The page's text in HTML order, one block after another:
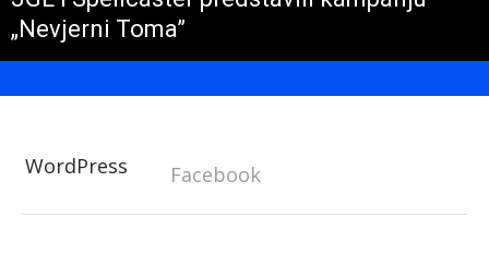
„Nevjerni Toma”
WordPress Facebook